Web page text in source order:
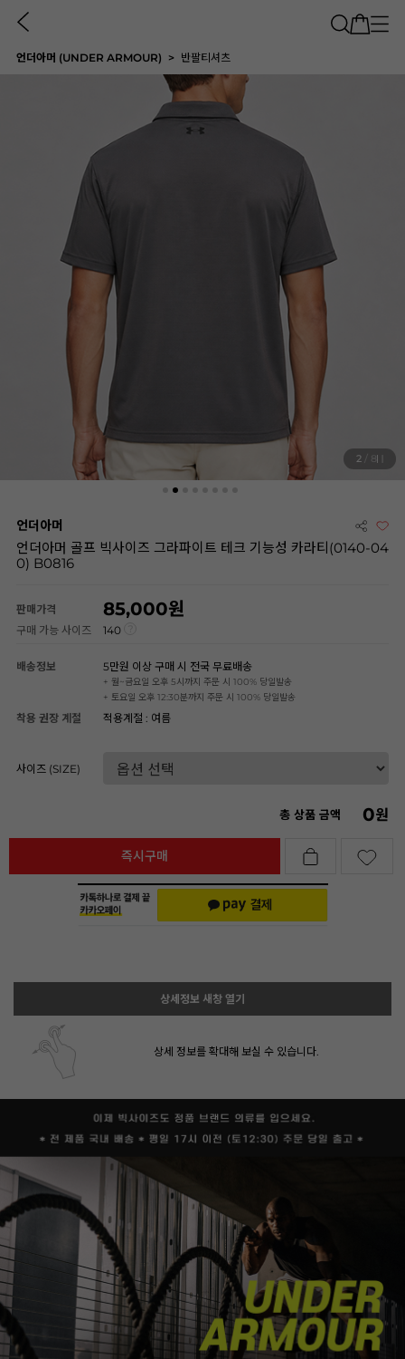
언더아머 (UNDER ARMOUR) 반팔티셔츠
3 / 8
언더아머
언더아머 골프 빅사이즈 그라파이트 테크 기능성 카라티(0140-04
0) B0816
판매가격 85,000
구매 가능 사이즈 140
배송정보 5만원 이상 구매 시 전국 무료배송
+ 월~금요일 오후 5시까지 주문 시 100% 당일발송
+ 토요일 오후 12:30분까지 주문 시 100% 당일발송
착용 권장 계절 적용계절 : 여름
사이즈 (SIZE)
총 상품 금액 0원
즉시구매
상세정보 새창 열기
상세 정보를 확대해 보실 수 있습니다.